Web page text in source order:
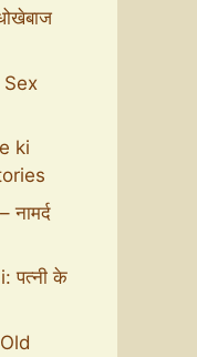
ki
पत्नी के